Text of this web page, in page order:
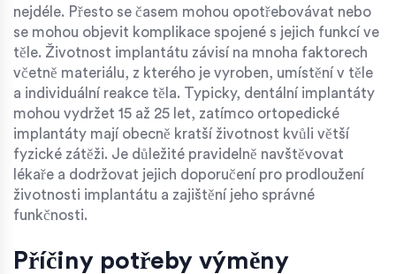
nejdéle. Přesto se časem mohou opotřebovávat nebo
se mohou objevit komplikace spojené s jejich funkcí ve
těle. Životnost implantátu závisí na mnoha faktorech
včetně materiálu, z kterého je vyroben, umístění v těle
a individuální reakce těla. Typicky, dentální implantáty
mohou vydržet 15 až 25 let, zatímco ortopedické
implantáty mají obecně kratší životnost kvůli větší
fyzické zátěži. Je důležité pravidelně navštěvovat
lékaře a dodržovat jejich doporučení pro prodloužení
životnosti implantátu a zajištění jeho správné
funkčnosti.
Příčiny potřeby výměny